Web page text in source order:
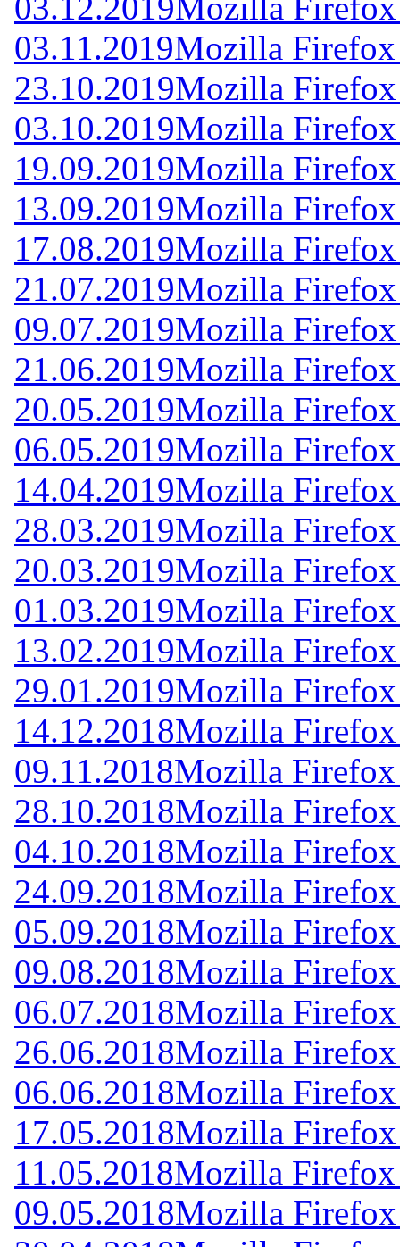
03.11.2019Mozilla
23.10.2019Mozilla
03.10.2019Mozilla
19.09.2019Mozilla
13.09.2019Mozilla
17.08.2019Mozilla
21.07.2019Mozilla
09.07.2019Mozilla
21.06.2019Mozilla
20.05.2019Mozilla
06.05.2019Mozilla
14.04.2019Mozilla
28.03.2019Mozilla
20.03.2019Mozilla
01.03.2019Mozilla
13.02.2019Mozilla
29.01.2019Mozilla
14.12.2018Mozilla
09.11.2018Mozilla
28.10.2018Mozilla
04.10.2018Mozilla
24.09.2018Mozilla
05.09.2018Mozilla
09.08.2018Mozilla
06.07.2018Mozilla
26.06.2018Mozilla
06.06.2018Mozilla
17.05.2018Mozilla
11.05.2018Mozilla
09.05.2018Mozilla